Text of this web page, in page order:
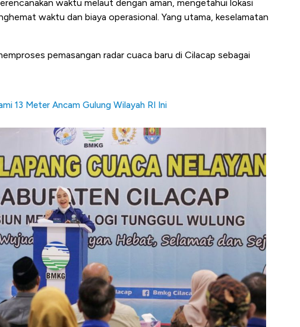
waktu melaut dengan aman, mengetahui lokasi
waktu dan biaya operasional. Yang utama, keselamatan
pemasangan radar cuaca baru di Cilacap sebagai
13 Meter Ancam Gulung Wilayah RI Ini